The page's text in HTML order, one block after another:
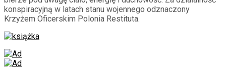
konspiracyjną w latach stanu wojennego odznaczony
Krzyżem Oficerskim Polonia Restituta.